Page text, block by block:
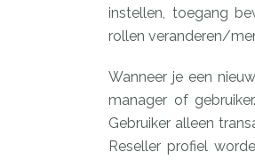
instellen, toegang
rollen veranderen/
Wanneer je een
manager of
Gebruiker alleen
Reseller profiel